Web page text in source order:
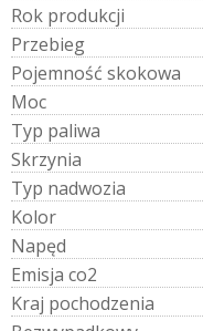
Rok produkcji
Przebieg
Pojemność skokowa
Moc
Typ paliwa
Skrzynia
Typ nadwozia
Kolor
Napęd
Emisja co2
Kraj pochodzenia